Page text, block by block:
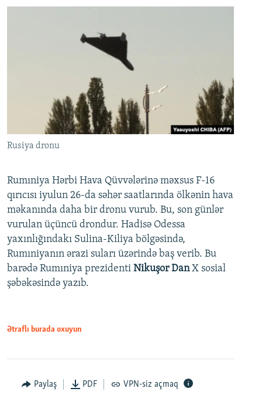
Rusiya dronu
Rumıniya Hərbi Hava Qüvvələrinə məxsus F-16
qırıcısı iyulun 26-da səhər saatlarında ölkənin hava
məkanında daha bir dronu vurub. Bu, son günlər
vurulan üçüncü drondur. Hadisə Odessa
yaxınlığındakı Sulina-Kiliya bölgəsində,
Rumıniyanın ərazi suları üzərində baş verib. Bu
barədə Rumıniya prezidenti Nikuşor DanX sosial
şəbəkəsində yazıb.
Ətraflı burada oxuyun
Paylaş PDF VPN-siz açmaq